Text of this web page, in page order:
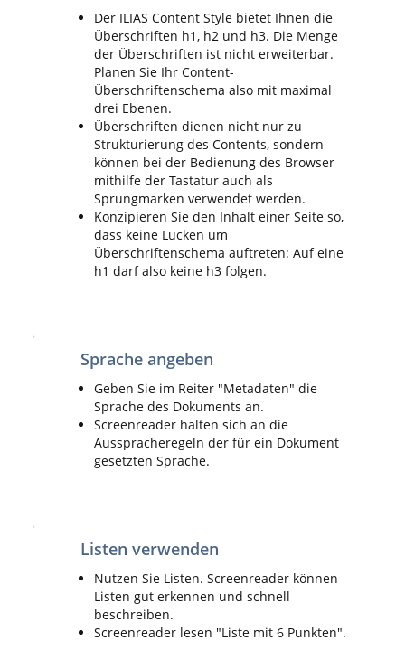
Der ILIAS Content Style bietet Ihnen die
Überschriften h1, h2 und h3. Die Menge
der Überschriften ist nicht erweiterbar.
Planen Sie Ihr Content-
Überschriftenschema also mit maximal
drei Ebenen.
Überschriften dienen nicht nur zu
Strukturierung des Contents, sondern
können bei der Bedienung des Browser
mithilfe der Tastatur auch als
Sprungmarken verwendet werden.
Konzipieren Sie den Inhalt einer Seite so,
dass keine Lücken um
Überschriftenschema auftreten: Auf eine
h1 darf also keine h3 folgen.
Sprache angeben
Geben Sie im Reiter "Metadaten" die
Sprache des Dokuments an.
Screenreader halten sich an die
Ausspracheregeln der für ein Dokument
gesetzten Sprache.
Listen verwenden
Nutzen Sie Listen. Screenreader können
Listen gut erkennen und schnell
beschreiben.
Screenreader lesen "Liste mit 6 Punkten".